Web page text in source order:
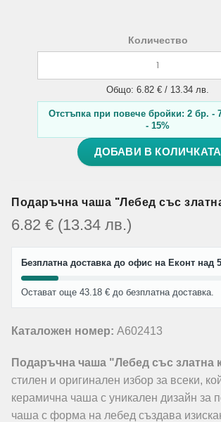
Количество
Общо: 6.82 € / 13.34 лв.
Отстъпка при повече бройки: 2 бр. -
- 15%
ДОБАВИ В КОЛИЧКАТА
Подаръчна чаша "Лебед със
6.82 € (13.34 лв.)
Безплатна доставка до офис на Еконт над
Остават още 43.18 € до безплатна доставка.
Каталожен номер: A602413
Подаръчна чаша "Лебед със златна
стилен и оригинален избор за всеки,
керамична чаша с уникален дизайн за
чаша с форма на лебед създава